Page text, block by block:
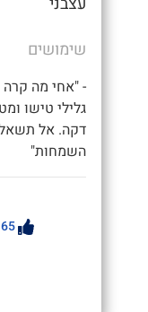
שימושים
- "אחי מה
גלילי טישו
דקה. אל
השמחות"
65